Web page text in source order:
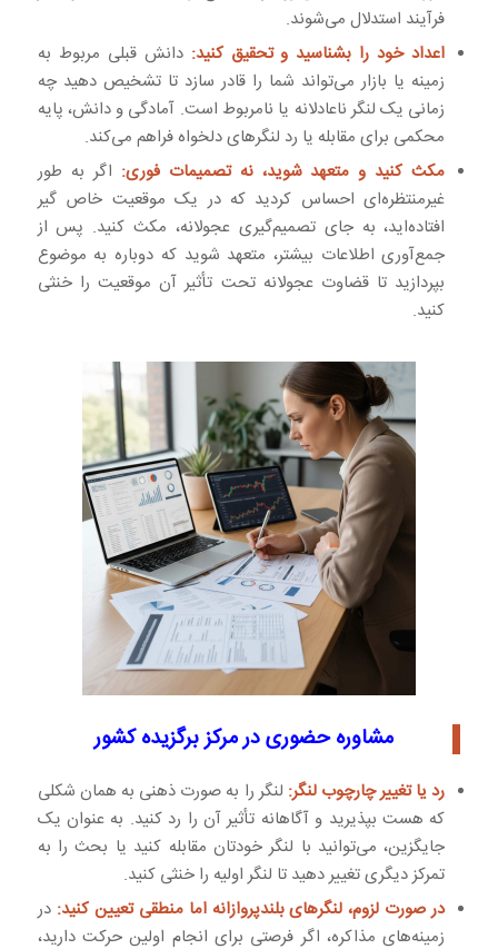
فرآیند استدلال می‌شوند.
اعداد خود را بشناسید و تحقیق کنید: دانش قبلی مربوط به
زمینه یا بازار می‌تواند شما را قادر سازد تا تشخیص دهید چه
زمانی یک لنگر ناعادلانه یا نامربوط است. آمادگی و دانش، پایه
محکمی برای مقابله یا رد لنگرهای دلخواه فراهم می‌کند.
مکث کنید و متعهد شوید، نه تصمیمات فوری: اگر به طور
غیرمنتظره‌ای احساس کردید که در یک موقعیت خاص گیر
افتاده‌اید، به جای تصمیم‌گیری عجولانه، مکث کنید. پس از
جمع‌آوری اطلاعات بیشتر، متعهد شوید که دوباره به موضوع
بپردازید تا قضاوت عجولانه تحت تأثیر آن موقعیت را خنثی
کنید.
مشاوره حضوری در مرکز برگزیده کشور
رد یا تغییر چارچوب لنگر: لنگر را به صورت ذهنی به همان شکلی
که هست بپذیرید و آگاهانه تأثیر آن را رد کنید. به عنوان یک
جایگزین، می‌توانید با لنگر خودتان مقابله کنید یا بحث را به
تمرکز دیگری تغییر دهید تا لنگر اولیه را خنثی کنید.
در صورت لزوم، لنگرهای بلندپروازانه اما منطقی تعیین کنید: در
زمینه‌های مذاکره، اگر فرصتی برای انجام اولین حرکت دارید،